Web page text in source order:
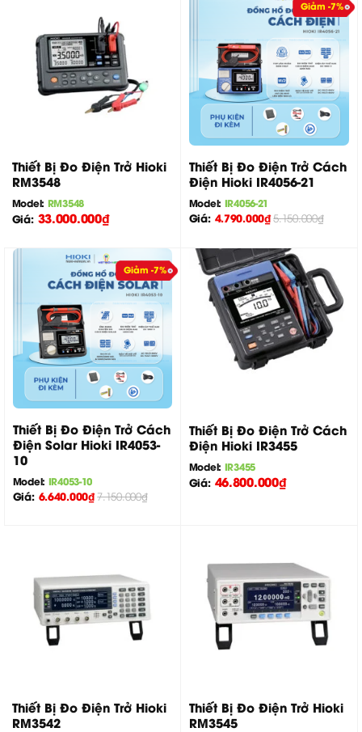
Thiết Bị Đo Điện Trở Hioki
RM3548
Model: RM3548
Giá: 33.000.000₫
Giảm -7%
Thiết Bị Đo Điện Trở Cách
Điện Hioki IR4056-21
Model: IR4056-21
Giá: 4.790.000₫ 5.150.000₫
Giảm -7%
Thiết Bị Đo Điện Trở Cách
Điện Solar Hioki IR4053-
10
Model: IR4053-10
Giá: 6.640.000₫ 7.150.000₫
Thiết Bị Đo Điện Trở Cách
Điện Hioki IR3455
Model: IR3455
Giá: 46.800.000₫
Thiết Bị Đo Điện Trở Hioki
RM3542
Thiết Bị Đo Điện Trở Hioki
RM3545